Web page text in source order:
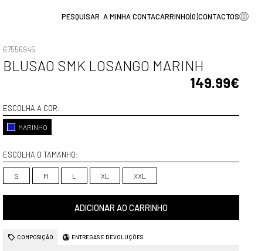
A MINHA CONTACARRINHO(0)CONTACTOS
67556945
BLUSAO SMK LOSANGO MARINH
149.99€
ESCOLHA A COR:
MARINHO
ESCOLHA O TAMANHO:
S M L XL XXL
ADICIONAR AO CARRINHO
COMPOSIÇÃO ENTREGAS E DEVOLUÇÕES